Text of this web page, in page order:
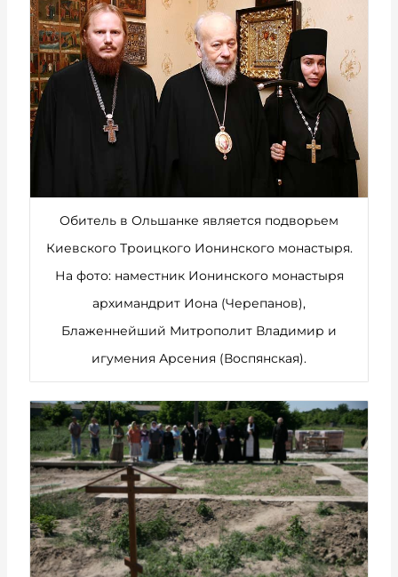
Обитель в Ольшанке является подворьем
Киевского Троицкого Ионинского монастыря.
На фото: наместник Ионинского монастыря
архимандрит Иона (Черепанов),
Блаженнейший Митрополит Владимир и
игумения Арсения (Воспянская).